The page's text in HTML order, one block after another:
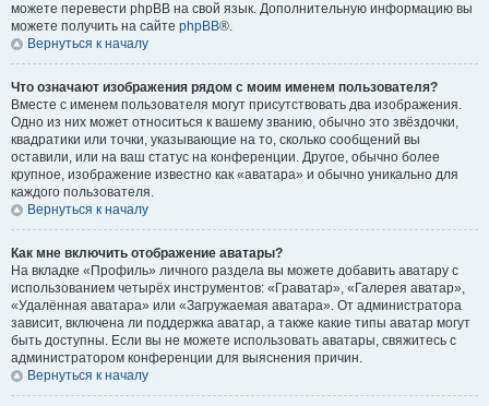
можете перевести phpBB на свой язык. Дополнительную информацию вы
можете получить на сайте phpBB®.
Вернуться к началу
Что означают изображения рядом с моим именем пользователя?
Вместе с именем пользователя могут присутствовать два изображения.
Одно из них может относиться к вашему званию, обычно это звёздочки,
квадратики или точки, указывающие на то, сколько сообщений вы
оставили, или на ваш статус на конференции. Другое, обычно более
крупное, изображение известно как «аватара» и обычно уникально для
каждого пользователя.
Вернуться к началу
Как мне включить отображение аватары?
На вкладке «Профиль» личного раздела вы можете добавить аватару с
использованием четырёх инструментов: «Граватар», «Галерея аватар»,
«Удалённая аватара» или «Загружаемая аватара». От администратора
зависит, включена ли поддержка аватар, а также какие типы аватар могут
быть доступны. Если вы не можете использовать аватары, свяжитесь с
администратором конференции для выяснения причин.
Вернуться к началу